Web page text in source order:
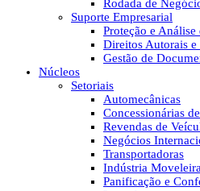
Rodada de
Suporte Empresarial
Proteção e Análise
Direitos Autorais e
Gestão de
Núcleos
Setoriais
Automecânicas
Concessionárias
Revendas de
Negócios
Transportadoras
Indústria Moveleira
Panificação e